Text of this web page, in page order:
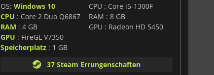
OS: Windows 10
CPU : Core 2 Duo Q6867
RAM : 4 GB
GPU : FireGL V7350
Speicherplatz: 1 GB
CPU : Core i5-1300F
RAM : 8 GB
GPU : Radeon HD 5450
37 Steam Errungenschaften